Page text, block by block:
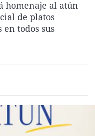
La rosa de los vientos
Gente viajera
Caso
Retornados
Extremadura
Galicia
Virales
Televisión
homenaje al atún
de platos
todos sus